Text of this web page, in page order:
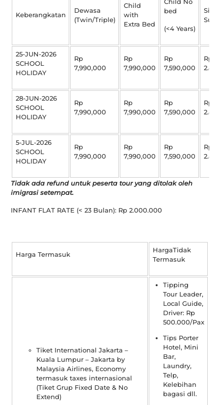
Keberangkatan
Dewasa
(Twin/Triple)
Child
with
Extra Bed
Child No
bed
(<4 Years)
25-JUN-2026
SCHOOL
HOLIDAY
Rp
7,990,000
Rp
7,990,000
Rp
7,590,000
Rp
28-JUN-2026
SCHOOL
HOLIDAY
Rp
7,990,000
Rp
7,990,000
Rp
7,590,000
Rp
5-JUL-2026
SCHOOL
HOLIDAY
Rp
7,990,000
Rp
7,990,000
Rp
7,590,000
Rp
Tidak ada refund untuk peserta tour yang ditolak oleh
imigrasi setempat.
INFANT FLAT RATE (< 23 Bulan): Rp 2.000.000
Harga Termasuk
HargaTidak
Termasuk
Tiket International Jakarta –
Kuala Lumpur – Jakarta by
Malaysia Airlines, Economy
termasuk taxes internasional
(Tiket Grup Fixed Date & No
Extend)
Tipping
Tour Leader,
Local Guide,
Driver: Rp
500.000/Pax
Tips Porter
Hotel, Mini
Bar,
Laundry,
Telp,
Kelebihan
bagasi dll.